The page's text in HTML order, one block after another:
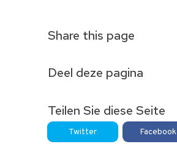
Share this page
Deel deze pagina
Teilen Sie diese Seite
Twitter Facebook